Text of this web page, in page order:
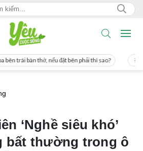
phải thì sao? Cách uống nước mía giúp
‘Nghề siêu khó’
bất thường trong ô